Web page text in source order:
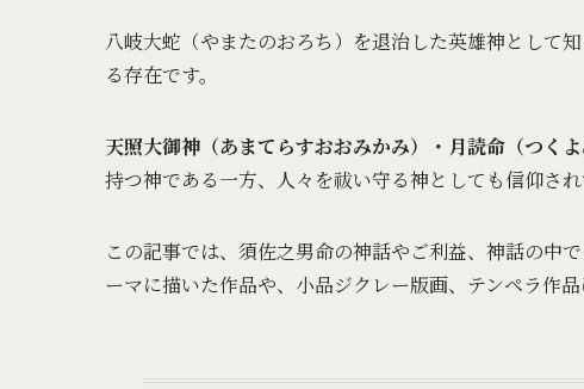
八岐大蛇（やまたのおろち）を退治した英雄神として
る存在です。
天照大御神（あまてらすおおみかみ）・月読命（つくよ
持つ神である一方、人々を祓い守る神としても信仰され
この記事では、須佐之男命の神話やご利益、神話の中
ーマに描いた作品や、小品ジクレー版画、テンペラ作品